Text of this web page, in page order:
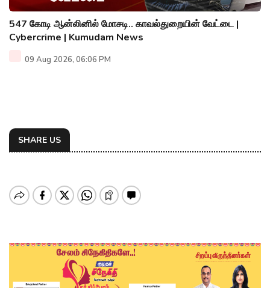
547 கோடி ஆன்லினில் மோசடி.. காவல்துறையின் வேட்டை |
Cybercrime | Kumudam News
09 Aug 2026, 06:06 PM
SHARE US